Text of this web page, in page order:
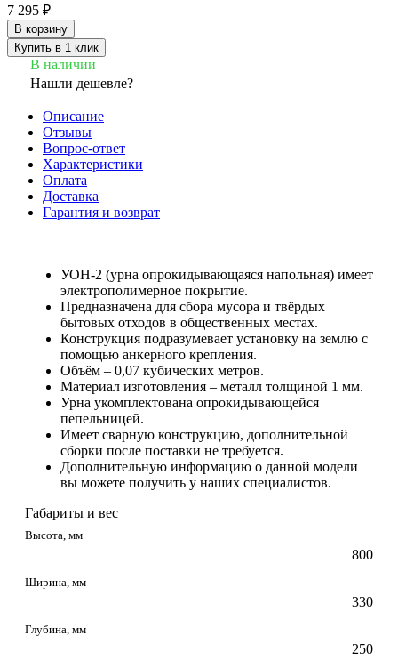
7 295 ₽
В корзину
Купить в 1 клик
В наличии
Нашли дешевле?
Описание
Отзывы
Вопрос-ответ
Характеристики
Оплата
Доставка
Гарантия и возврат
УОН-2 (урна опрокидывающаяся напольная) имеет
электрополимерное покрытие.
Предназначена для сбора мусора и твёрдых
бытовых отходов в общественных местах.
Конструкция подразумевает установку на землю с
помощью анкерного крепления.
Объём – 0,07 кубических метров.
Материал изготовления – металл толщиной 1 мм.
Урна укомплектована опрокидывающейся
пепельницей.
Имеет сварную конструкцию, дополнительной
сборки после поставки не требуется.
Дополнительную информацию о данной модели
вы можете получить у наших специалистов.
Габариты и вес
Высота, мм
800
Ширина, мм
330
Глубина, мм
250